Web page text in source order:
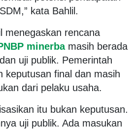
kata Bahlil.
menegaskan rencana
minerba masih berada
uji publik. Pemerintah
keputusan final dan masih
dari pelaku usaha.
itu bukan keputusan.
uji publik. Ada masukan